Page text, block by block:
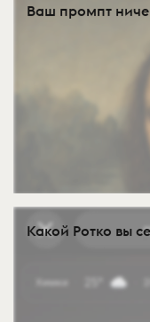
Ваш промпт
Какой Ротко вы